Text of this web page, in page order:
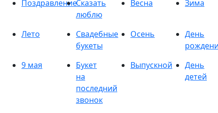
ПоздравлениеСказать
люблю
Весна Зима
Лето
Свадебные
букеты
Осень
День
9 мая
Букет
на
последний
звонок
Выпускной
День
детей